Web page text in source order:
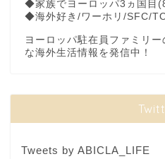
◆家族でヨーロッパ3ヵ国目
◆海外好き/ワーホリ/SFC/
ヨーロッパ駐在員ファミリ
な海外生活情報を発信中！
Tweets by ABICLA_LIFE